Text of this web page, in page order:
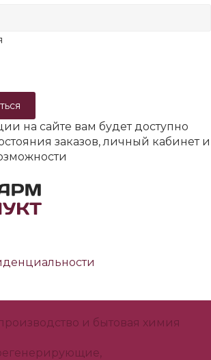
на сайте вам будет доступно
заказов, личный кабинет и
и бытовая химия